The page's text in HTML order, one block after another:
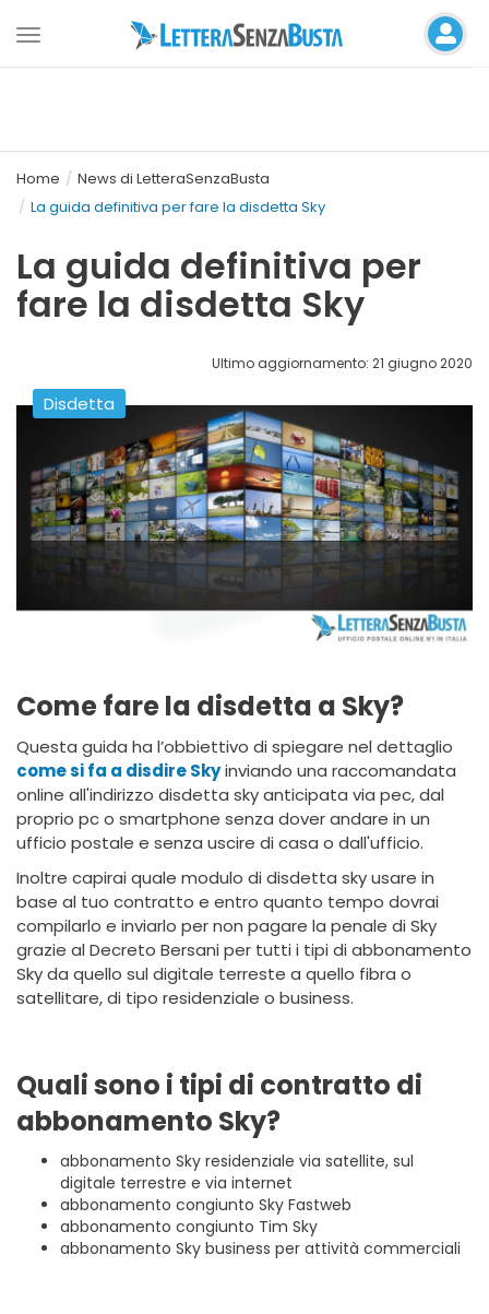
Toggle
Home
News di LetteraSenzaBusta
La guida definitiva per fare la disdetta Sky
La guida definitiva per
fare la disdetta Sky
Ultimo aggiornamento: 21 giugno 2020
Disdetta
Come fare la disdetta a Sky?
Questa guida ha l’obbiettivo di spiegare nel dettaglio
come si fa a disdire Skyinviando una raccomandata
online all'indirizzo disdetta sky anticipata via pec, dal
proprio pc o smartphone senza dover andare in un
ufficio postale e senza uscire di casa o dall'ufficio.
Inoltre capirai quale modulo di disdetta sky usare in
base al tuo contratto e entro quanto tempo dovrai
compilarlo e inviarlo per non pagare la penale di Sky
grazie al Decreto Bersani per tutti i tipi di abbonamento
Sky da quello sul digitale terreste a quello fibra o
satellitare, di tipo residenziale o business.
Quali sono i tipi di contratto di
abbonamento Sky?
abbonamento Sky residenziale via satellite, sul
digitale terrestre e via internet
abbonamento congiunto Sky Fastweb
abbonamento congiunto Tim Sky
abbonamento Sky business per attività commerciali